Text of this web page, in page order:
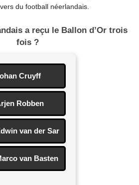
du football néerlandais.
a reçu le Ballon d’Or trois
fois ?
Cruyff
Robben
van der Sar
van Basten